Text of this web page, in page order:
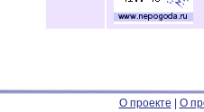
О проекте О